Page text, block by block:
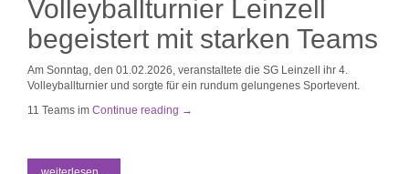
Volleyballturnier Leinzell
begeistert mit starken Teams
Am Sonntag, den 01.02.2026, veranstaltete die SG Leinzell ihr 4.
Volleyballturnier und sorgte für ein rundum gelungenes Sportevent.
11 Teams im Continue reading →